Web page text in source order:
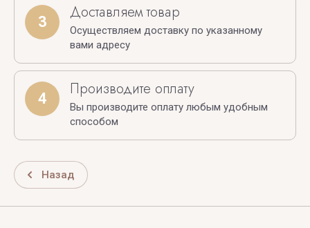
3 Доставляем товар
Осуществляем доставку по указанному
вами адресу
4 Производите оплату
Вы производите оплату любым удобным
способом
Назад